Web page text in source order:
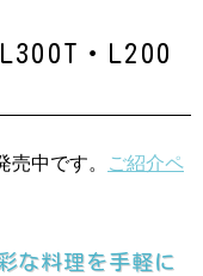
L300T・L200
中です。 ご紹介ペ
な料理を手軽に